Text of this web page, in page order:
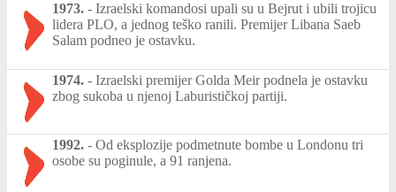
1973. - Izraelski komandosi upali su u Bejrut i ubili trojicu
lidera PLO, a jednog teško ranili. Premijer Libana Saeb
Salam podneo je ostavku.
1974. - Izraelski premijer Golda Meir podnela je ostavku
zbog sukoba u njenoj Laburističkoj partiji.
1992. - Od eksplozije podmetnute bombe u Londonu tri
osobe su poginule, a 91 ranjena.